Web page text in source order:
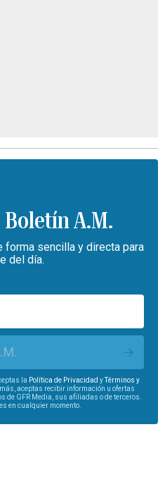
Boletín A.M.
forma sencilla y directa para
del día.
la Política de Privacidad y
Términos y
aceptas recibir información u ofertas
de GFR Media, sus afiliadas o de terceros.
en cualquier momento.